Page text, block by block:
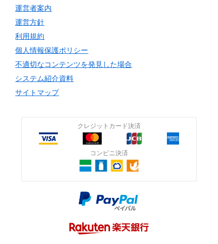
運営者案内
運営方針
利用規約
個人情報保護ポリシー
不適切なコンテンツを発見した場合
システム紹介資料
サイトマップ
クレジットカード決済
コンビニ決済